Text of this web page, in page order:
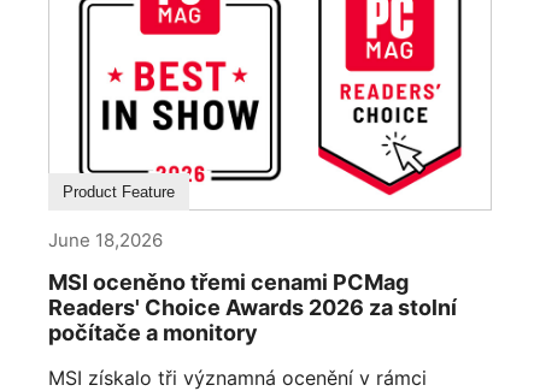
Product Feature
June 18,2026
MSI oceněno třemi cenami PCMag
Readers' Choice Awards 2026 za stolní
počítače a monitory
MSI získalo tři významná ocenění v rámci